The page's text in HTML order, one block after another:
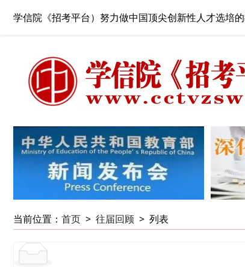
学信院《招考平台）努力做中国顶尖创新性人才选培
当前位置： 首页 > 往届回顾 > 列表